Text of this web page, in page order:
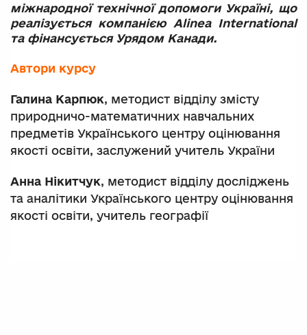
міжнародної технічної допомоги Україні, що
реалізується компанією Alinea International
та фінансується Урядом Канади.
Автори курсу
Галина Карпюк, методист відділу змісту
природничо-математичних навчальних
предметів Українського центру оцінювання
якості освіти, заслужений учитель України
Анна Нікитчук, методист відділу досліджень
та аналітики Українського центру оцінювання
якості освіти, учитель географії